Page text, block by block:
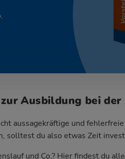
Ausbildung bei der
aussagekräftige und
solltest du also etwas Zeit
und Co.? Hier findest du